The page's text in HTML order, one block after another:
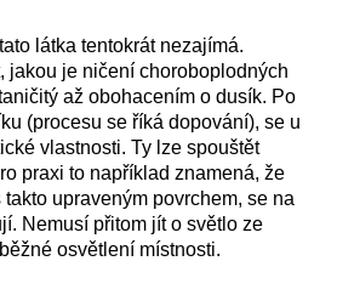
látka tentokrát nezajímá.
jakou je ničení choroboplodných
až obohacením o dusík. Po
(procesu se říká dopování), se u
vlastnosti. Ty lze spouštět
praxi to například znamená, že
upraveným povrchem, se na
Nemusí přitom jít o světlo ze
osvětlení místnosti.